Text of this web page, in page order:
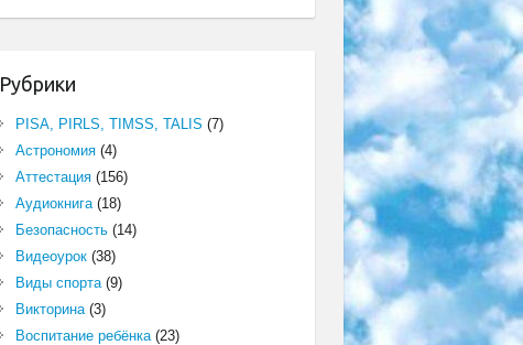
Рубрики
PISA, PIRLS, TIMSS, TALIS (7)
Астрономия(4)
Аттестация(156)
Аудиокнига(18)
Безопасность(14)
Видеоурок(38)
Виды спорта(9)
Викторина(3)
Воспитание ребёнка(23)